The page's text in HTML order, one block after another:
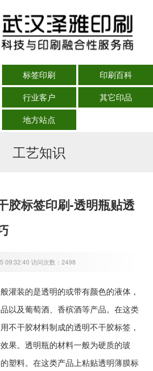
标签印刷
印刷百科
行业客户
其它印品
地方站点
工艺知识
胶标签印刷-透明瓶贴透
09:32:40 访问次数：2498
装的是透明的或带有颜色的液体，
以及葡萄酒、香槟酒等产品。在这类
不干胶材料制成的透明不干胶标签，
果。透明瓶的材料一般为硬质的玻
塑料。在这类产品上粘贴透明薄膜标